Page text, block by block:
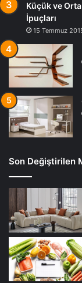
Küçük ve
İpuçları
15 Temmuz
Son Değiştirilen